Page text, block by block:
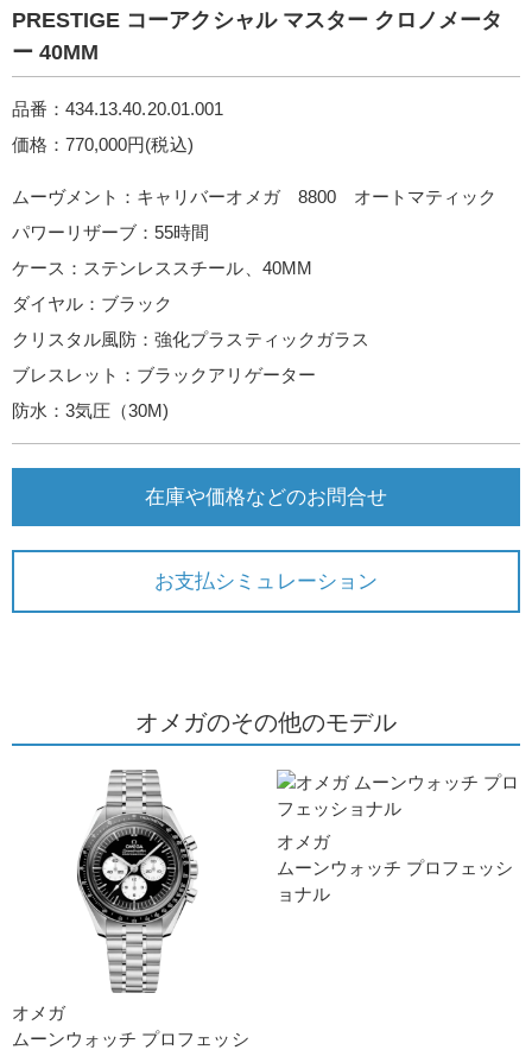
PRESTIG E コーアクシャル マスター クロノメータ
ー 40M M
品番：434.13.40.20.01.001
価格：770,000円(税込)
ムーヴメント：キャリバーオメガ 8800 オートマティック
パワーリザーブ：55時間
ケース：ステンレススチール、40MM
ダイヤル：ブラック
クリスタル風防：強化プラスティックガラス
ブレスレット：ブラックアリゲーター
防水：3気圧（30M)
在庫や価格などのお問合せ
お支払シミュレーション
オメガのその他のモデル
オメガ
ムーンウォッチ プロフェッシ
オメガ
ムーンウォッチ プロフェッシ
ョナ ル